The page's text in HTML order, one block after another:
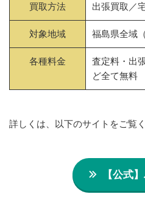
買取方法 出張買取／
対象地域 福島県全域
各種料金
査定料・出
ど全て無料
詳しくは、以下のサイトをご覧く
【公式